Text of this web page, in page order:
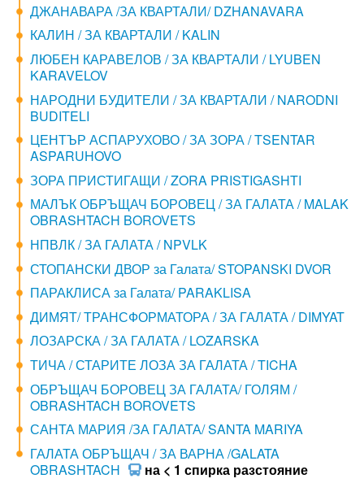
ДЖАНАВАРА /ЗА КВАРТАЛИ/ DZHANAVARA
КАЛИН / ЗА КВАРТАЛИ / KALIN
ЛЮБЕН КАРАВЕЛОВ / ЗА КВАРТАЛИ / LYUBEN
KARAVELOV
НАРОДНИ БУДИТЕЛИ / ЗА КВАРТАЛИ / NARODNI
BUDITELI
ЦЕНТЪР АСПАРУХОВО / ЗА ЗОРА / TSENTAR
ASPARUHOVO
ЗОРА ПРИСТИГАЩИ / ZORA PRISTIGASHTI
МАЛЪК ОБРЪЩАЧ БОРОВЕЦ / ЗА ГАЛАТА / MALAK
OBRASHTACH BOROVETS
НПВЛК / ЗА ГАЛАТА / NPVLK
СТОПАНСКИ ДВОР за Галата/ STOPANSKI DVOR
ПАРАКЛИСА за Галата/ PARAKLISA
ДИМЯТ/ ТРАНСФОРМАТОРА / ЗА ГАЛАТА / DIMYAT
ЛОЗАРСКА / ЗА ГАЛАТА / LOZARSKA
ТИЧА / СТАРИТЕ ЛОЗА ЗА ГАЛАТА / TICHA
ОБРЪЩАЧ БОРОВЕЦ ЗА ГАЛАТА/ ГОЛЯМ /
OBRASHTACH BOROVETS
САНТА МАРИЯ /ЗА ГАЛАТА/ SANTA MARIYA
ГАЛАТА ОБРЪЩАЧ / ЗА ВАРНА /GALATA
OBRASHTACH
на < 1 спирка разстояние